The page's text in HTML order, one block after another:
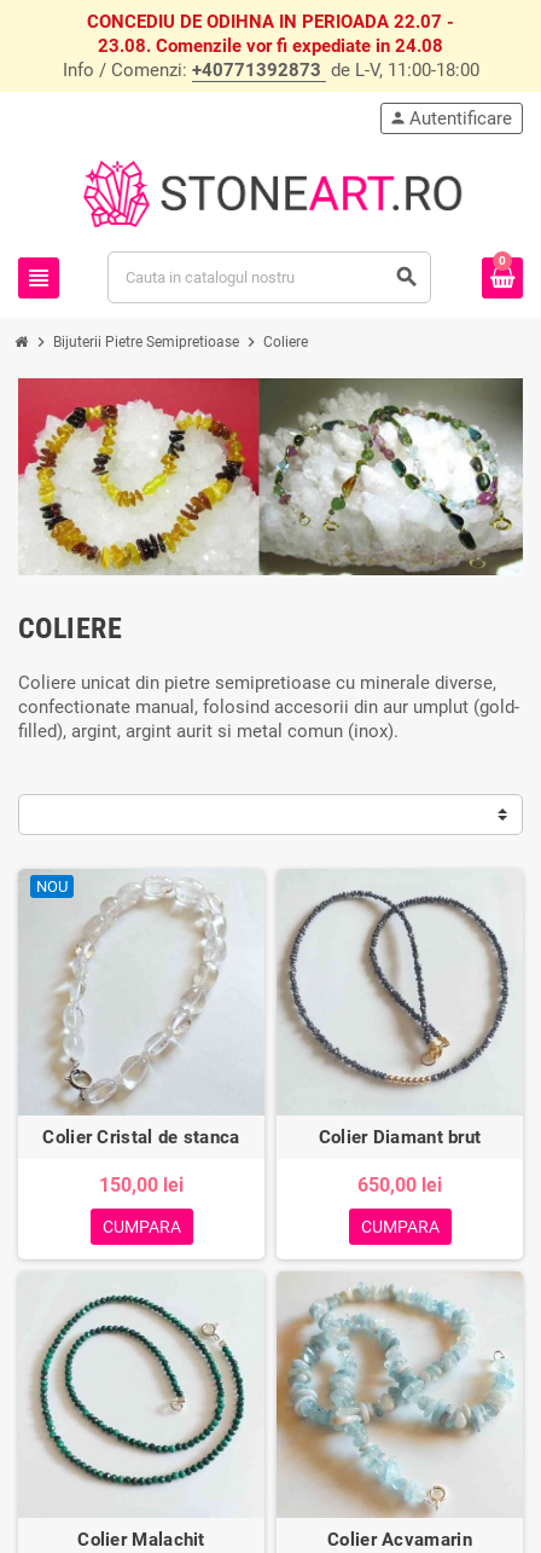
CONCEDIU DE ODIHNA IN PERIOADA 22.07 -
23.08. Comenzile vor fi expediate in 24.08
Info / Comenzi: +40771392873 de L-V, 11:00-18:00
view_headline search
person Autentificare
0
chevron_right Bijuterii Pietre Semipretioase chevron_right Coliere
COLIERE
Coliere unicat din pietre semipretioase cu minerale diverse,
confectionate manual, folosind accesorii din aur umplut (gold-
filled), argint, argint aurit si metal comun (inox).
NOU
Colier Cristal de stanca
150,00 lei
CUMPARA
Colier Diamant brut
650,00 lei
CUMPARA
Colier Malachit Colier Acvamarin